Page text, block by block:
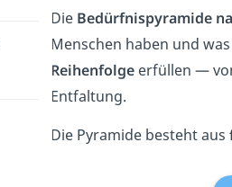
Die Bedürfnispyramide
Menschen haben und
Reihenfolge erfüllen —
Entfaltung.
Die Pyramide besteht aus